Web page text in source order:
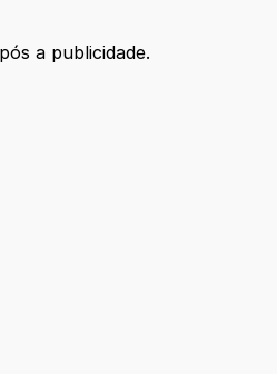
a publicidade.